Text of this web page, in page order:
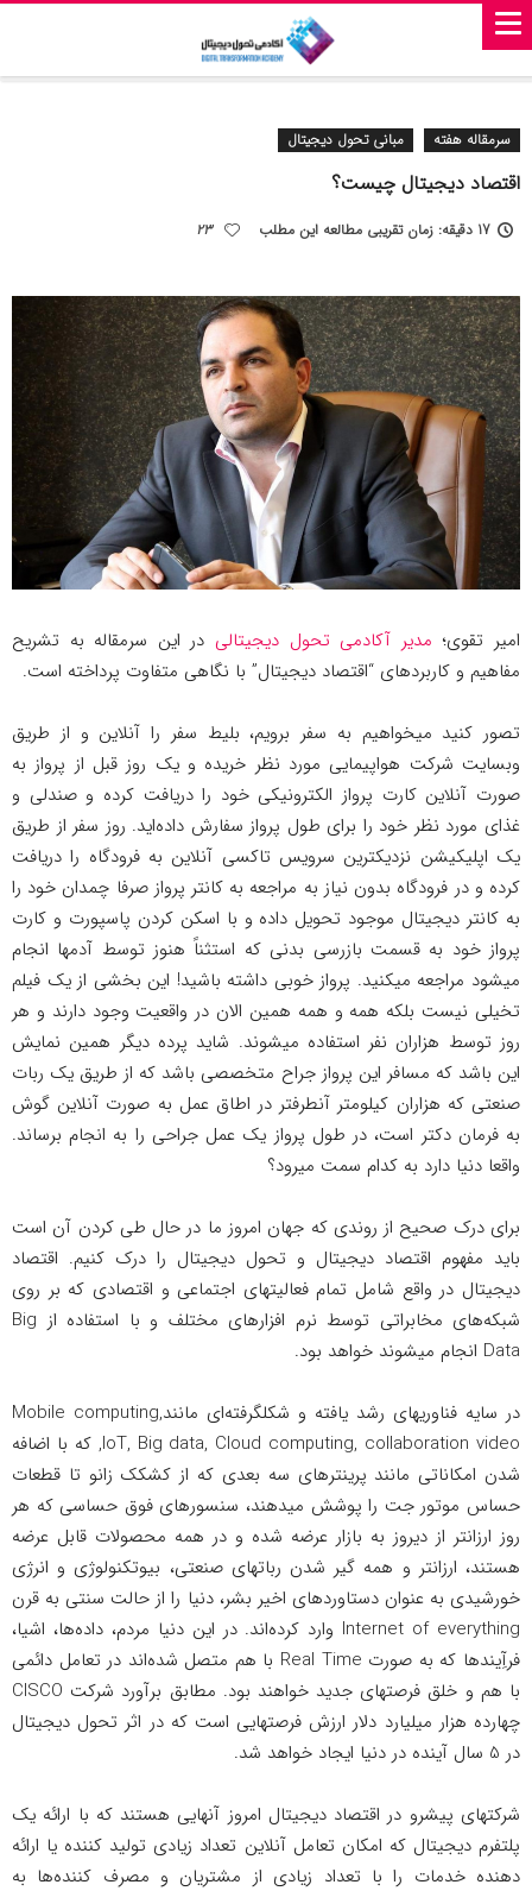
سرمقاله هفته مبانی تحول دیجیتال
اقتصاد دیجیتال چیست؟
17 دقیقه: زمان تقریبی مطالعه این مطلب 23
امیر تقوی؛ مدیر آکادمی تحول دیجیتالی در این سرمقاله به تشریح
مفاهیم و کاربردهای “اقتصاد دیجیتال” با نگاهی متفاوت پرداخته است.
تصور کنید میخواهیم به سفر برویم، بلیط سفر را آنلاین و از طریق
وبسایت شرکت هواپیمایی مورد نظر خریده و یک روز قبل از پرواز به
صورت آنلاین کارت پرواز الکترونیکی خود را دریافت کرده و صندلی و
غذای مورد نظر خود را برای طول پرواز سفارش داده‌اید. روز سفر از طریق
یک اپلیکیشن نزدیکترین سرویس تاکسی آنلاین به فرودگاه را دریافت
کرده و در فرودگاه بدون نیاز به مراجعه به کانتر پرواز صرفا چمدان خود را
به کانتر دیجیتال موجود تحویل داده و با اسکن کردن پاسپورت و کارت
پرواز خود به قسمت بازرسی بدنی که استثناً هنوز توسط آدمها انجام
میشود مراجعه میکنید. پرواز خوبی داشته باشید! این بخشی از یک فیلم
تخیلی نیست بلکه همه و همه همین الان در واقعیت وجود دارند و هر
روز توسط هزاران نفر استفاده میشوند. شاید پرده دیگر همین نمایش
این باشد که مسافر این پرواز جراح متخصصی باشد که از طریق یک ربات
صنعتی که هزاران کیلومتر آنطرفتر در اطاق عمل به صورت آنلاین گوش
به فرمان دکتر است، در طول پرواز یک عمل جراحی را به انجام برساند.
واقعا دنیا دارد به کدام سمت میرود؟
برای درک صحیح از روندی که جهان امروز ما در حال طی کردن آن است
باید مفهوم اقتصاد دیجیتال و تحول دیجیتال را درک کنیم. اقتصاد
دیجیتال در واقع شامل تمام فعالیتهای اجتماعی و اقتصادی که بر روی
شبکه‌های مخابراتی توسط نرم افزارهای مختلف و با استفاده از Big
Data انجام میشوند خواهد بود.
در سایه فناوریهای رشد یافته و شکلگرفته‌ای مانندMobile computing,
IoT, Big data, Cloud computing, collaboration video, که با اضافه
شدن امکاناتی مانند پرینترهای سه بعدی که از کشکک زانو تا قطعات
حساس موتور جت را پوشش میدهند، سنسورهای فوق حساسی که هر
روز ارزانتر از دیروز به بازار عرضه شده و در همه محصولات قابل عرضه
هستند، ارزانتر و همه گیر شدن رباتهای صنعتی، بیوتکنولوژی و انرژی
خورشیدی به عنوان دستاوردهای اخیر بشر، دنیا را از حالت سنتی به قرن
Internet of everything وارد کرده‌اند. در این دنیا مردم، داده‌ها، اشیا،
فرآِیندها که به صورت Real Time با هم متصل شده‌اند در تعامل دائمی
با هم و خلق فرصتهای جدید خواهند بود. مطابق برآورد شرکت CISCO
چهارده هزار میلیارد دلار ارزش فرصتهایی است که در اثر تحول دیجیتال
در 5 سال آینده در دنیا ایجاد خواهد شد.
شرکتهای پیشرو در اقتصاد دیجیتال امروز آنهایی هستند که با ارائه یک
پلتفرم دیجیتال که امکان تعامل آنلاین تعداد زیادی تولید کننده یا ارائه
دهنده خدمات را با تعداد زیادی از مشتریان و مصرف کننده‌ها به